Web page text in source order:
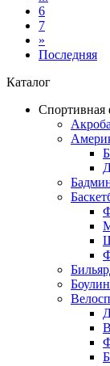
6
7
»
Последняя
Каталог
Спортивная